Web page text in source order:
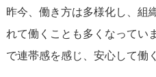
昨今、働き方は多様化し、組
れて働くことも多くなってい
で連帯感を感じ、安心して働